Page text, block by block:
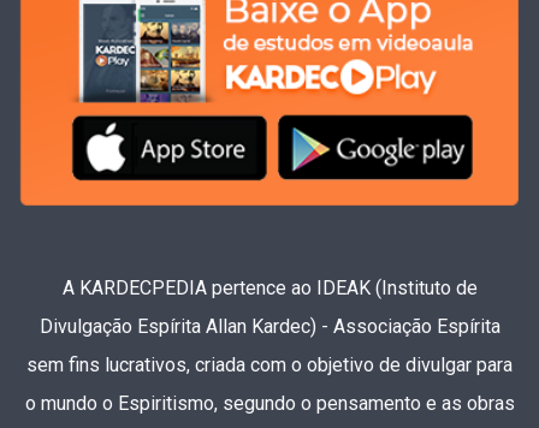
A KARDECPEDIA pertence ao IDEAK (Instituto de
Divulgação Espírita Allan Kardec) - Associação Espírita
sem fins lucrativos, criada com o objetivo de divulgar para
o mundo o Espiritismo, segundo o pensamento e as obras